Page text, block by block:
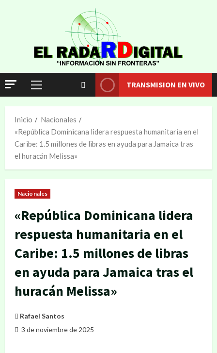
TRANSMISION EN VIVO
Inicio
Nacionales
«República Dominicana lidera respuesta humanitaria en el
Caribe: 1.5 millones de libras en ayuda para Jamaica tras
el huracán Melissa»
Nacionales
«República Dominicana lidera
respuesta humanitaria en el
Caribe: 1.5 millones de libras
en ayuda para Jamaica tras el
huracán Melissa»
Rafael Santos
3 de noviembre de 2025